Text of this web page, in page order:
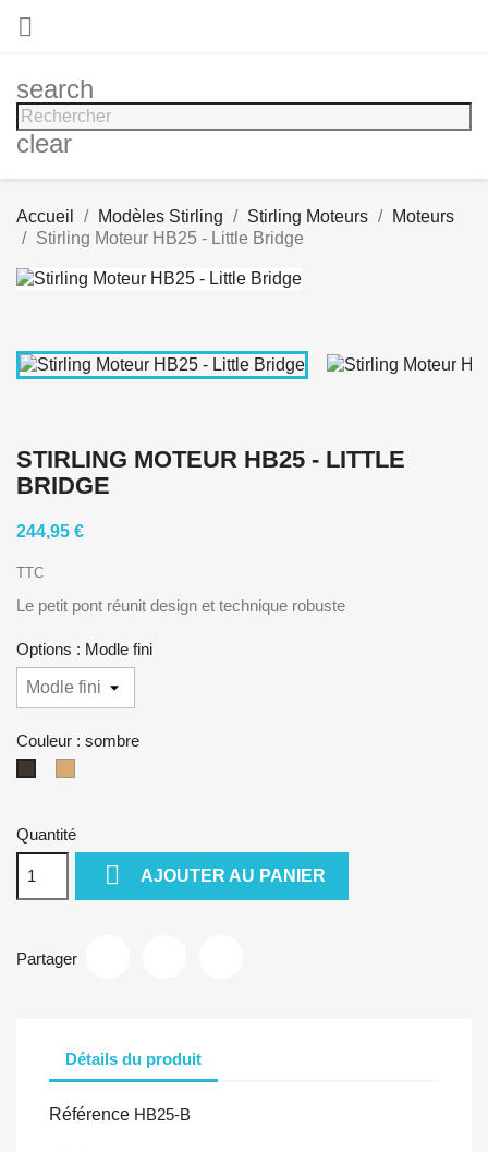

search
clear
Accueil Modèles Stirling Stirling Moteurs
Moteurs
Stirling Moteur HB25 - Little Bridge
STIRLING MOTEUR HB25 - LITTLE
BRIDGE
244,95 €
TTC
Le petit pont réunit design et technique robuste
Options : Modle fini
Couleur : sombre
Quantité
 AJOUTER AU PANIER
Partager
Détails du produit
Référence HB25-B